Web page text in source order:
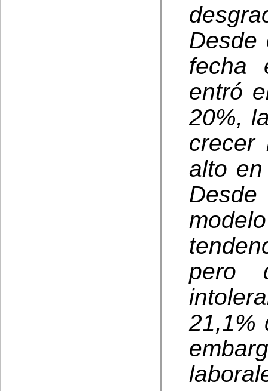
Desde
fecha
entró
20%,
crecer
alto
pero
21,1%